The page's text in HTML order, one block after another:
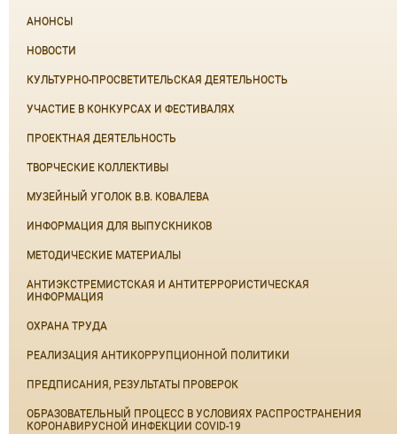
АНОНСЫ
НОВОСТИ
КУЛЬТУРНО-ПРОСВЕТИТЕЛЬСКАЯ ДЕЯТЕЛЬНОСТЬ
УЧАСТИЕ В КОНКУРСАХ И ФЕСТИВАЛЯХ
ПРОЕКТНАЯ ДЕЯТЕЛЬНОСТЬ
ТВОРЧЕСКИЕ КОЛЛЕКТИВЫ
МУЗЕЙНЫЙ УГОЛОК В.В. КОВАЛЕВА
ИНФОРМАЦИЯ ДЛЯ ВЫПУСКНИКОВ
МЕТОДИЧЕСКИЕ МАТЕРИАЛЫ
АНТИЭКСТРЕМИСТСКАЯ И АНТИТЕРРОРИСТИЧЕСКАЯ
ИНФОРМАЦИЯ
ОХРАНА ТРУДА
РЕАЛИЗАЦИЯ АНТИКОРРУПЦИОННОЙ ПОЛИТИКИ
ПРЕДПИСАНИЯ, РЕЗУЛЬТАТЫ ПРОВЕРОК
ОБРАЗОВАТЕЛЬНЫЙ ПРОЦЕСС В УСЛОВИЯХ РАСПРОСТРАНЕНИЯ
КОРОНАВИРУСНОЙ ИНФЕКЦИИ COVID-19